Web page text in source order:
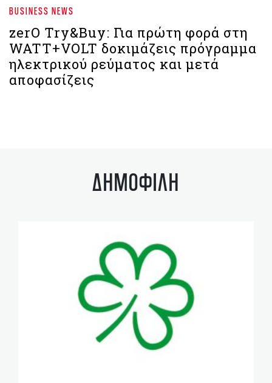
BUSINESS NEWS
zerO Try&Buy: Για πρώτη φορά στη
WATT+VOLT δοκιμάζεις πρόγραμμα
ηλεκτρικού ρεύματος και μετά
αποφασίζεις
ΔΗΜΟΦΙΛΗ